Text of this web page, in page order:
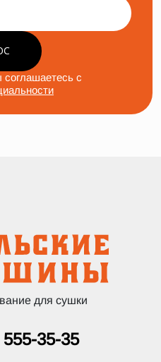
с
для сушки
35-35